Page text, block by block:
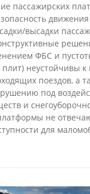
пассажирских
высадки
ФБС и
неустойчивы к
поездов, а
под
и
не
для